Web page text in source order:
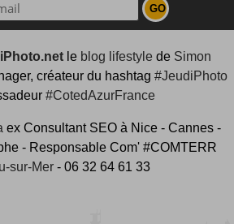
le blog lifestylede Simon
créateur du hashtag #JeudiPhoto
#CotedAzurFrance
ex Consultant SEO à Nice - Cannes -
- Responsable Com' #COMTERR
sur-Mer - 06 32 64 61 33